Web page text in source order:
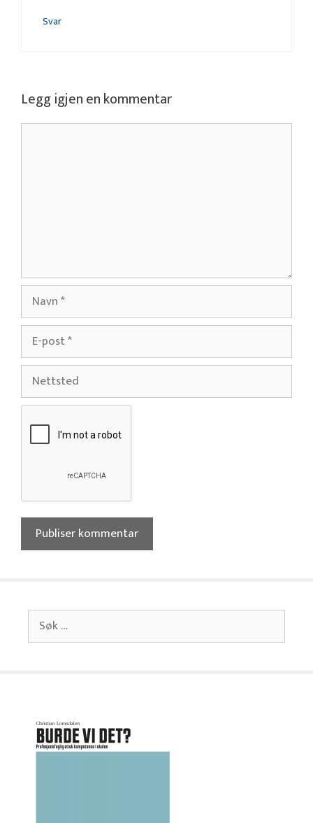
Svar
Legg igjen en kommentar
Kommentar
Navn
E-
post
Nettsted
Søk
etter: